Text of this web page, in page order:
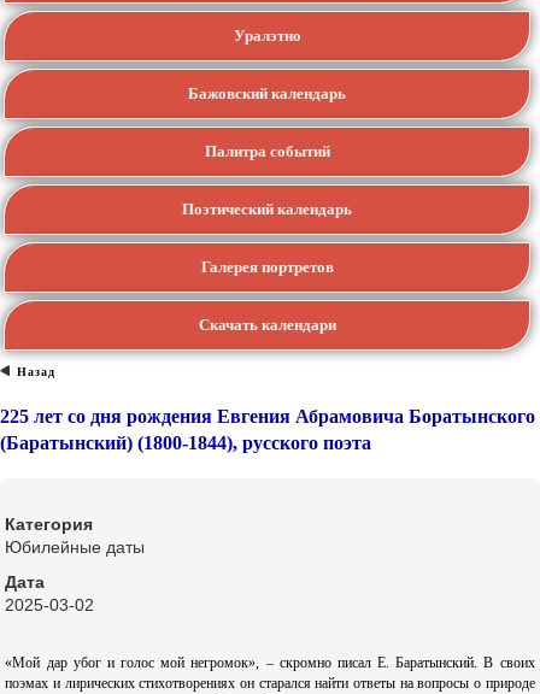
Уралэтно
Бажовский календарь
Палитра событий
Поэтический календарь
Галерея портретов
Скачать календари
Назад
225 лет со дня рождения Евгения Абрамовича Боратынского
(Баратынский) (1800-1844), русского поэта
Категория
Юбилейные даты
Дата
2025-03-02
«Мой дар убог и голос мой негромок», – скромно писал Е. Баратынский. В своих
поэмах и лирических стихотворениях он старался найти ответы на вопросы о природе